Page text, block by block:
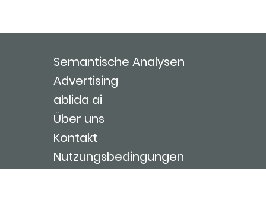
Semantische Analysen
Advertising
ablida ai
Über uns
Kontakt
Nutzungsbedingungen